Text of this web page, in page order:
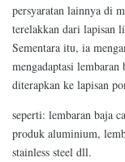
persyaratan lainnya di
terelakkan dari lapisan
Sementara itu, ia
mengadaptasi
diterapkan ke lapisan
seperti: lembaran baja
produk aluminium,
stainless steel dll.